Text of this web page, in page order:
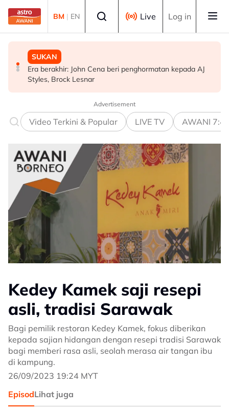
Skip to main content
BM | EN Live Log in
MALAYSIA
KLFW 2026 buka laluan produk Malaysia ke pasaran
dunia - Armizan
SUKAN
Era berakhir: John Cena beri penghormatan kepada AJ
Styles, Brock Lesnar
DUNIA
Gelombang haba: Rakyat Britain tidur di dapur, ambil
cuti
Advertisement
Video Terkini & Popular LIVE TV AWANI
Kedey Kamek saji resepi
asli, tradisi Sarawak
Bagi pemilik restoran Kedey Kamek, fokus diberikan
kepada sajian hidangan dengan resepi tradisi Sarawak
bagi memberi rasa asli, seolah merasa air tangan ibu
di kampung.
26/09/2023 19:24 MYT
EpisodLihat juga